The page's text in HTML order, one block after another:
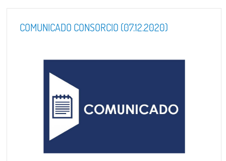
COMUNICADO CONSORCIO (07.12.2020)